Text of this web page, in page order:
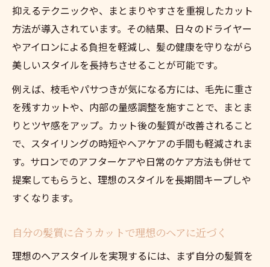
抑えるテクニックや、まとまりやすさを重視したカット
方法が導入されています。その結果、日々のドライヤー
やアイロンによる負担を軽減し、髪の健康を守りながら
美しいスタイルを長持ちさせることが可能です。
例えば、枝毛やパサつきが気になる方には、毛先に重さ
を残すカットや、内部の量感調整を施すことで、まとま
りとツヤ感をアップ。カット後の髪質が改善されること
で、スタイリングの時短やヘアケアの手間も軽減されま
す。サロンでのアフターケアや日常のケア方法も併せて
提案してもらうと、理想のスタイルを長期間キープしや
すくなります。
自分の髪質に合うカットで理想のヘアに近づく
理想のヘアスタイルを実現するには、まず自分の髪質を